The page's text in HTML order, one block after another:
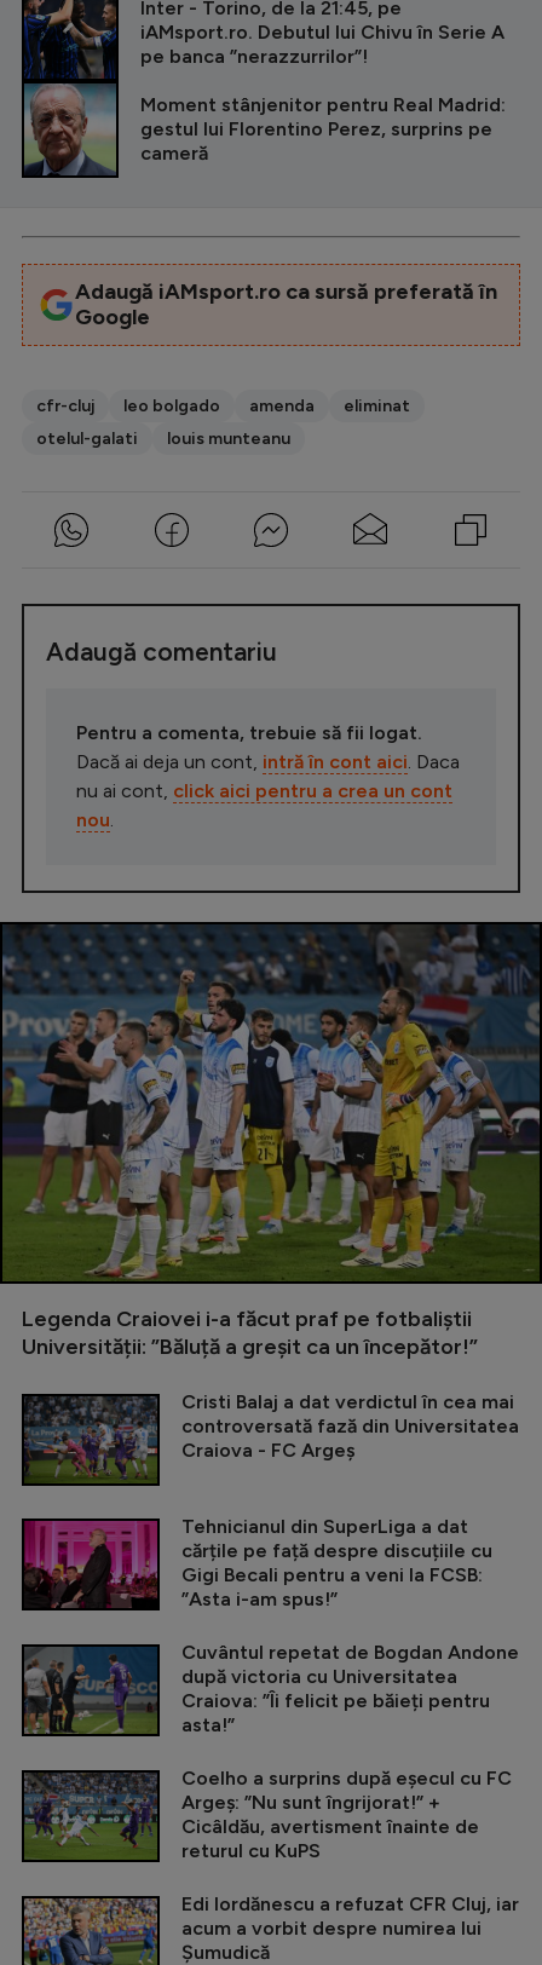
Inter - Torino, de la 21:45, pe
iAMsport.ro. Debutul lui Chivu în Serie A
pe banca ”nerazzurrilor”!
Moment stânjenitor pentru Real Madrid:
gestul lui Florentino Perez, surprins pe
cameră
Adaugă iAMsport.ro ca sursă preferată în
Google
cfr-cluj leo bolgado amenda
eliminat
otelul-galati
louis munteanu
Adaugă comentariu
Pentru a comenta, trebuie să fii logat.
Dacă ai deja un cont, intră în cont aici. Daca
nu ai cont, click aici pentru a crea un cont
nou.
Legenda Craiovei i-a făcut praf pe fotbaliștii
Universității: ”Băluță a greșit ca un începător!”
Cristi Balaj a dat verdictul în cea mai
controversată fază din Universitatea
Craiova - FC Argeș
Tehnicianul din SuperLiga a dat
cărțile pe față despre discuțiile cu
Gigi Becali pentru a veni la FCSB:
”Asta i-am spus!”
Cuvântul repetat de Bogdan Andone
după victoria cu Universitatea
Craiova: ”Îi felicit pe băieți pentru
asta!”
Coelho a surprins după eșecul cu FC
Argeș: ”Nu sunt îngrijorat!” +
Cicâldău, avertisment înainte de
returul cu KuPS
Edi Iordănescu a refuzat CFR Cluj, iar
acum a vorbit despre numirea lui
Șumudică